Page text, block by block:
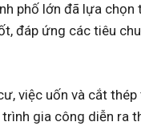
phố lớn đã lựa
đáp ứng các tiêu
việc uốn và cắt
gia công diễn ra